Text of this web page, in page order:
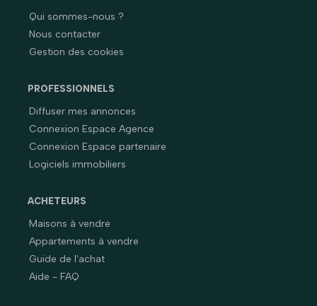
Qui sommes-nous ?
Nous contacter
Gestion des cookies
PROFESSIONNELS
Diffuser mes annonces
Connexion Espace Agence
Connexion Espace partenaire
Logiciels immobiliers
ACHETEURS
Maisons à vendre
Appartements à vendre
Guide de l'achat
Aide - FAQ